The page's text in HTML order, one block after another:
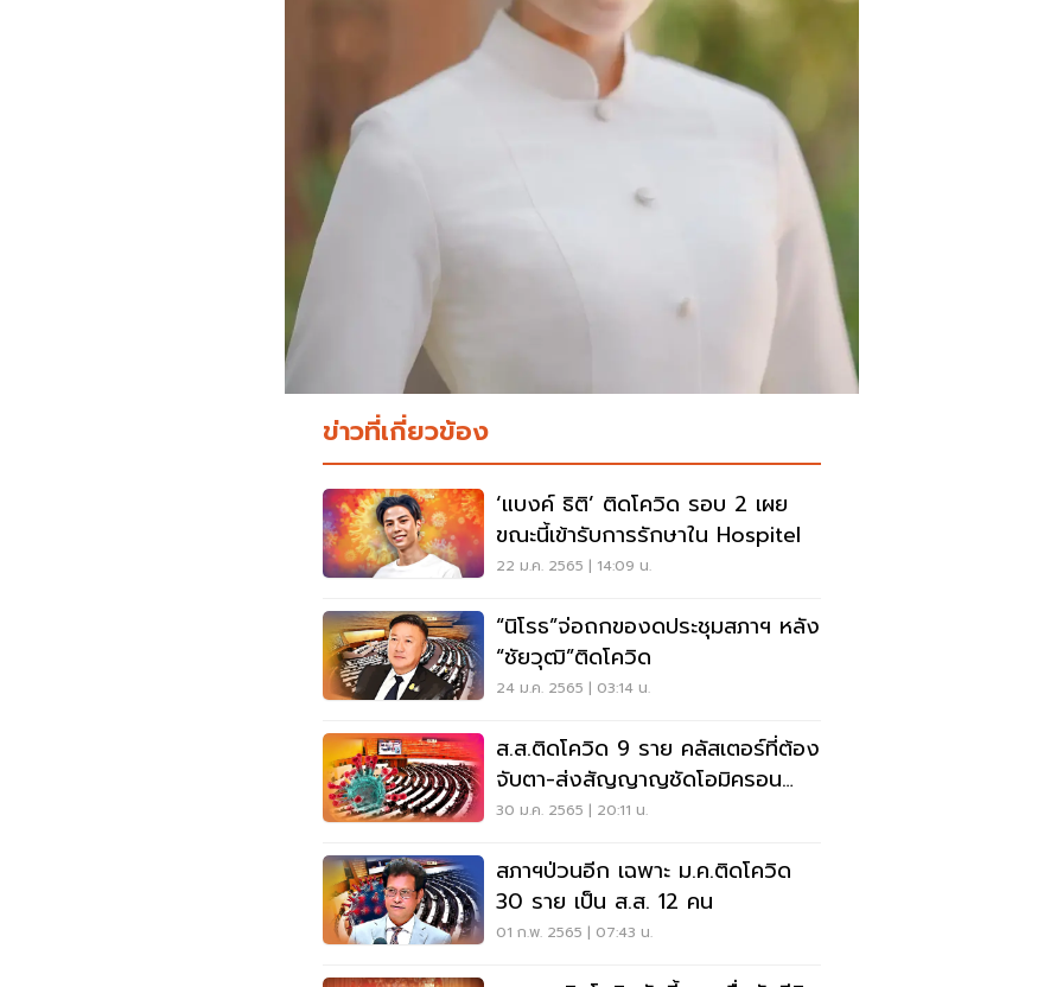
ข่าวที่เกี่ยวข้อง
‘แบงค์ ธิติ’ ติดโควิด รอบ 2 เผย
ขณะนี้เข้ารับการรักษาใน Hospitel
22 ม.ค. 2565 | 14:09 น.
“นิโรธ”จ่อถกของดประชุมสภาฯ หลัง
“ชัยวุฒิ”ติดโควิด
24 ม.ค. 2565 | 03:14 น.
ส.ส.ติดโควิด 9 ราย คลัสเตอร์ที่ต้อง
จับตา-ส่งสัญญาญชัดโอมิครอน
ระบาดง่ายมาก
30 ม.ค. 2565 | 20:11 น.
สภาฯป่วนอีก เฉพาะ ม.ค.ติดโควิด
30 ราย เป็น ส.ส. 12 คน
01 ก.พ. 2565 | 07:43 น.